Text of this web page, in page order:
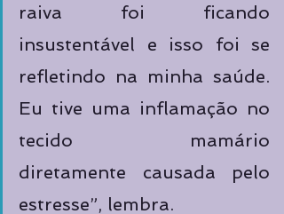
raiva foi ficando
insustentável e isso foi se
refletindo na minha saúde.
Eu tive uma inflamação no
tecido mamário
diretamente causada pelo
estresse”, lembra.